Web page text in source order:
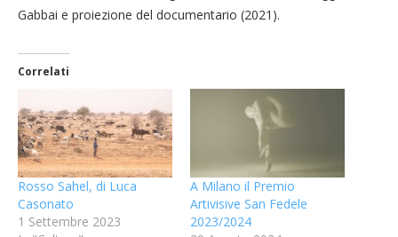
Gabbai e proiezione del documentario (2021).
Correlati
Rosso Sahel, di Luca
Casonato
1 Settembre 2023
A Milano il Premio
Artivisive San Fedele
2023/2024